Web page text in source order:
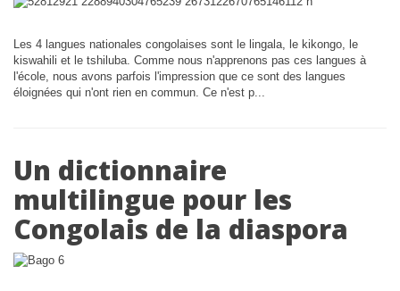
Les 4 langues nationales congolaises sont le lingala, le kikongo, le
kiswahili et le tshiluba. Comme nous n'apprenons pas ces langues à
l'école, nous avons parfois l'impression que ce sont des langues
éloignées qui n'ont rien en commun. Ce n'est p...
Un dictionnaire
multilingue pour les
Congolais de la diaspora